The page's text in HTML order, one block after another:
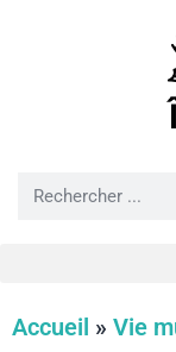
Accueil » Vie